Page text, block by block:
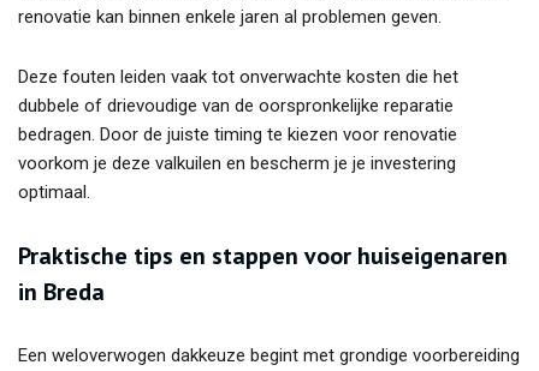
renovatie kan binnen enkele jaren al problemen geven.
Deze fouten leiden vaak tot onverwachte kosten die het
dubbele of drievoudige van de oorspronkelijke reparatie
bedragen. Door de juiste timing te kiezen voor renovatie
voorkom je deze valkuilen en bescherm je je investering
optimaal.
Praktische tips en stappen voor huiseigenaren
in Breda
Een weloverwogen dakkeuze begint met grondige voorbereiding